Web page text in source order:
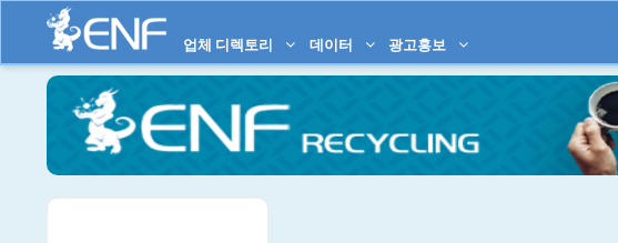
업체 디렉토리 데이터 광고홍보